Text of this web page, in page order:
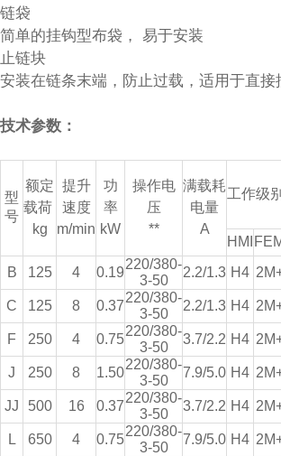
链袋
简单的挂钩型布袋， 易于安装
止链块
安装在链条末端，防止过载，适用于直接
技术参数：
型
号
额定
载荷
kg
提升
速度
m/min
功
率
kW
操作电
压
**
满载耗
电量
A
工作级别
HMI
B
125 4 0.19
220/380-
3-50
2.2/1.3 H4
C 125 8 0.37
220/380-
3-50
2.2/1.3 H4
F 250 4 0.75
220/380-
3-50
3.7/2.2 H4
J 250 8 1.50
220/380-
3-50
7.9/5.0 H4
JJ 500 16 0.37
220/380-
3-50
3.7/2.2 H4
L 650 4 0.75
220/380-
3-50
7.9/5.0 H4